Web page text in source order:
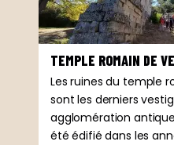
TEMPLE ROMAIN DE
Les ruines du temple
sont les derniers
agglomération
été édifié dans les